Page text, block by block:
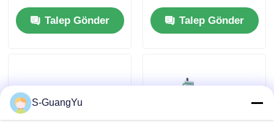
Makinesi Sıvı Silikon
Laryngeal Maske
Hava yolu tüpü Üstü
Talep Gönder
tıbbi sınıf soğuk
koşucu kalıplama
ekipmanları flaşsız
Talep Gönder
S-GuangYu